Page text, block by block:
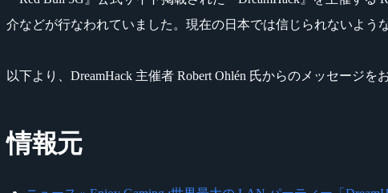
介などが行なわれていました。現在の日本では信じられないよう
以下より、DreamHack 主催者 Robert Ohlén 氏からのメッセージを
情報元